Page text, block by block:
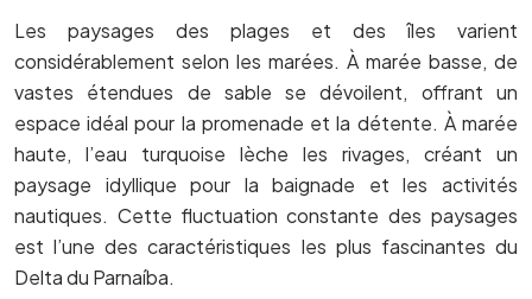
Les paysages des plages et des îles varient
considérablement selon les marées. À marée basse, de
vastes étendues de sable se dévoilent, offrant un
espace idéal pour la promenade et la détente. À marée
haute, l’eau turquoise lèche les rivages, créant un
paysage idyllique pour la baignade et les activités
nautiques. Cette fluctuation constante des paysages
est l’une des caractéristiques les plus fascinantes du
Delta du Parnaíba.